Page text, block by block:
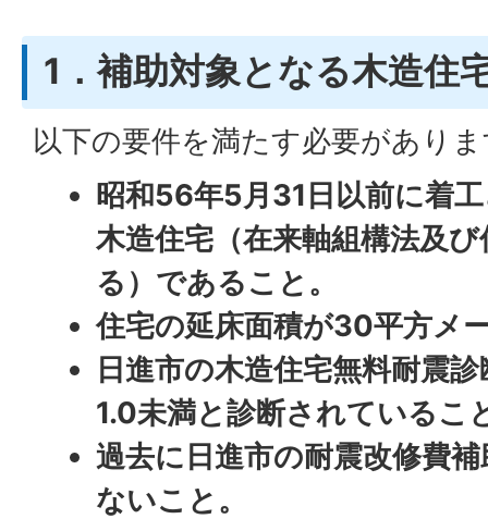
1．補助対象となる木造住
以下の要件を満たす必要があり
昭和56年5月31日以前に着
木造住宅（在来軸組構法及
る）であること。
住宅の延床面積が30平方メ
日進市の木造住宅無料耐震
1.0未満と診断されているこ
過去に日進市の耐震改修費
ないこと。